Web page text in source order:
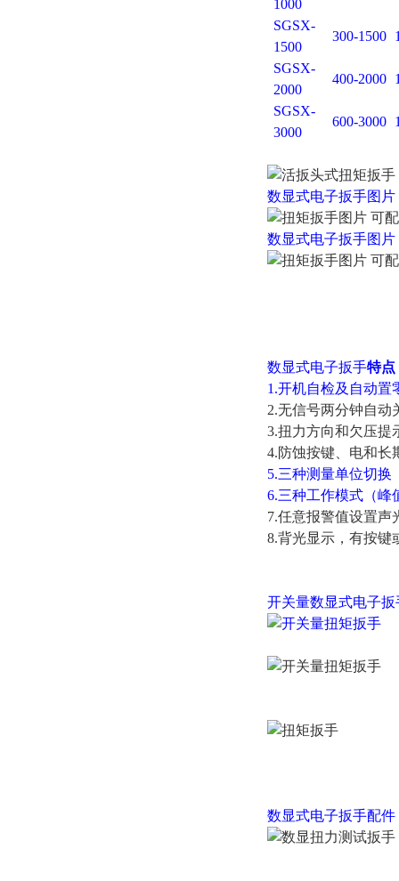
1000
SGSX-
1500
300-1500
SGSX-
2000
400-2000
SGSX-
3000
600-3000
数显式电子扳手图
数显式电子扳手图
数显式电子扳手特点
1.开机自检及自动置
2.无信号两分钟自动
3.扭力方向和欠压提
4.防蚀按键、电和长
5.三种测量单位切换
6.三种工作模式（峰
7.任意报警值设置声
8.背光显示，有按键
开关量数显式电子扳
数显式电子扳手配件